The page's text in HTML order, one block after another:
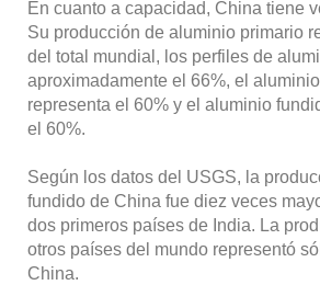
En cuanto a capacidad, China tiene
Su producción de aluminio primario
del total mundial, los perfiles de
aproximadamente el 66%, el
representa el 60% y el aluminio
el 60%.
Según los datos del USGS, la
fundido de China fue diez veces
dos primeros países de India. La
otros países del mundo representó
China.